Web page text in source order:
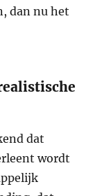
dan nu het
dat
wordt